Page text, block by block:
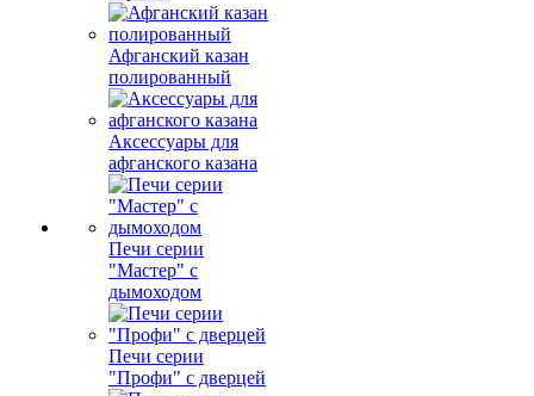
Афганский казан
полированный
Аксессуары для
афганского казана
Печи серии
"Мастер" с
дымоходом
Печи серии
"Профи" с дверцей